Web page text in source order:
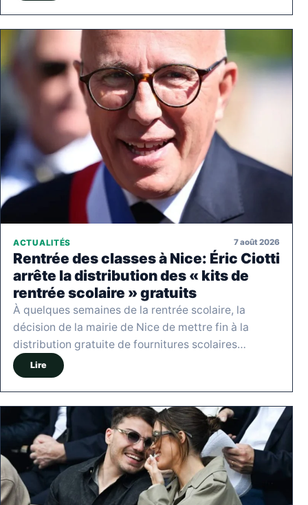
ACTUALITÉS 7 août 2026
Rentrée des classes à Nice: Éric Ciotti
arrête la distribution des « kits de
rentrée scolaire » gratuits
À quelques semaines de la rentrée scolaire, la
décision de la mairie de Nice de mettre fin à la
distribution gratuite de fournitures scolaires…
Lire